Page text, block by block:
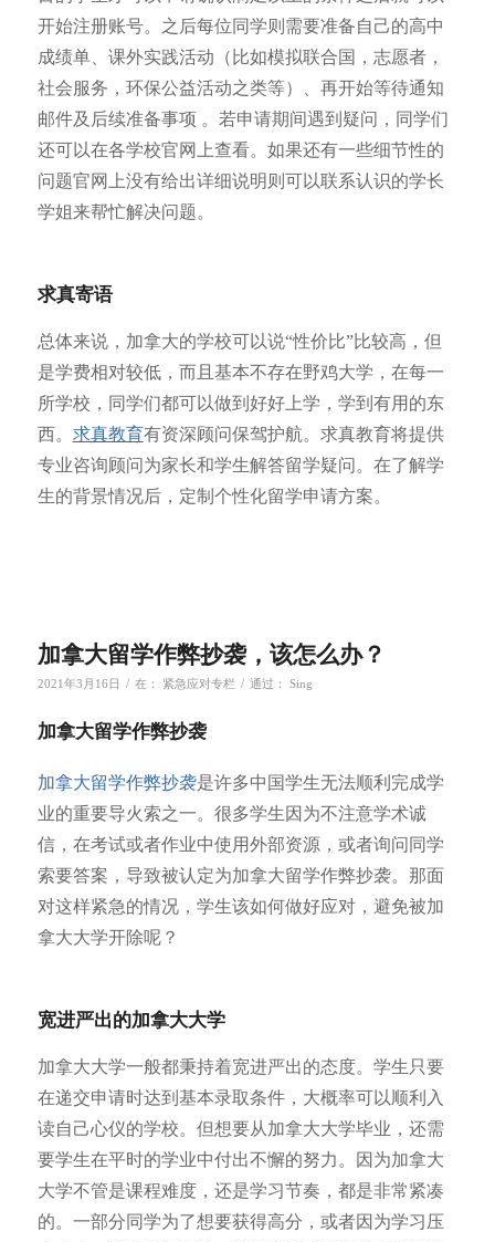
开始注册账号。之后每位同学则需要准备自己的高中
成绩单、课外实践活动（比如模拟联合国，志愿者，
社会服务，环保公益活动之类等）、再开始等待通知
邮件及后续准备事项 。若申请期间遇到疑问，同学们
还可以在各学校官网上查看。如果还有一些细节性的
问题官网上没有给出详细说明则可以联系认识的学长
学姐来帮忙解决问题。
求真寄语
总体来说，加拿大的学校可以说“性价比”比较高，但
是学费相对较低，而且基本不存在野鸡大学，在每一
所学校，同学们都可以做到好好上学，学到有用的东
西。 求真教育有资深顾问保驾护航。求真教育将提供
专业咨询顾问为家长和学生解答留学疑问。在了解学
生的背景情况后，定制个性化留学申请方案。
加拿大留学作弊抄袭，该怎么办？
2021年3月16日 / 在： 紧急应对专栏 / 通过： Sing
加拿大留学作弊抄袭
加拿大留学作弊抄袭是许多中国学生无法顺利完成学
业的重要导火索之一。很多学生因为不注意学术诚
信，在考试或者作业中使用外部资源，或者询问同学
索要答案，导致被认定为加拿大留学作弊抄袭。那面
对这样紧急的情况，学生该如何做好应对，避免被加
拿大大学开除呢？
宽进严出的加拿大大学
加拿大大学一般都秉持着宽进严出的态度。学生只要
在递交申请时达到基本录取条件，大概率可以顺利入
读自己心仪的学校。但想要从加拿大大学毕业，还需
要学生在平时的学业中付出不懈的努力。因为加拿大
大学不管是课程难度，还是学习节奏，都是非常紧凑
的。一部分同学为了想要获得高分，或者因为学习压